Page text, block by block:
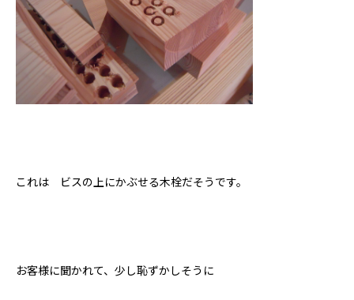
見学予約
お問い合わせ
これは ビスの上にかぶせる木栓だそうです。
お客様に聞かれて、少し恥ずかしそうに